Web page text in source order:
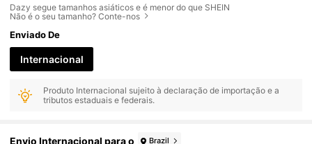
Dazy segue tamanhos asiáticos e é menor do que SHEIN
Não é o seu tamanho? Conte-nos
Enviado De
Internacional
Produto Internacional sujeito à declaração de importação e a
tributos estaduais e federais.
Envio Internacional para o Brazil